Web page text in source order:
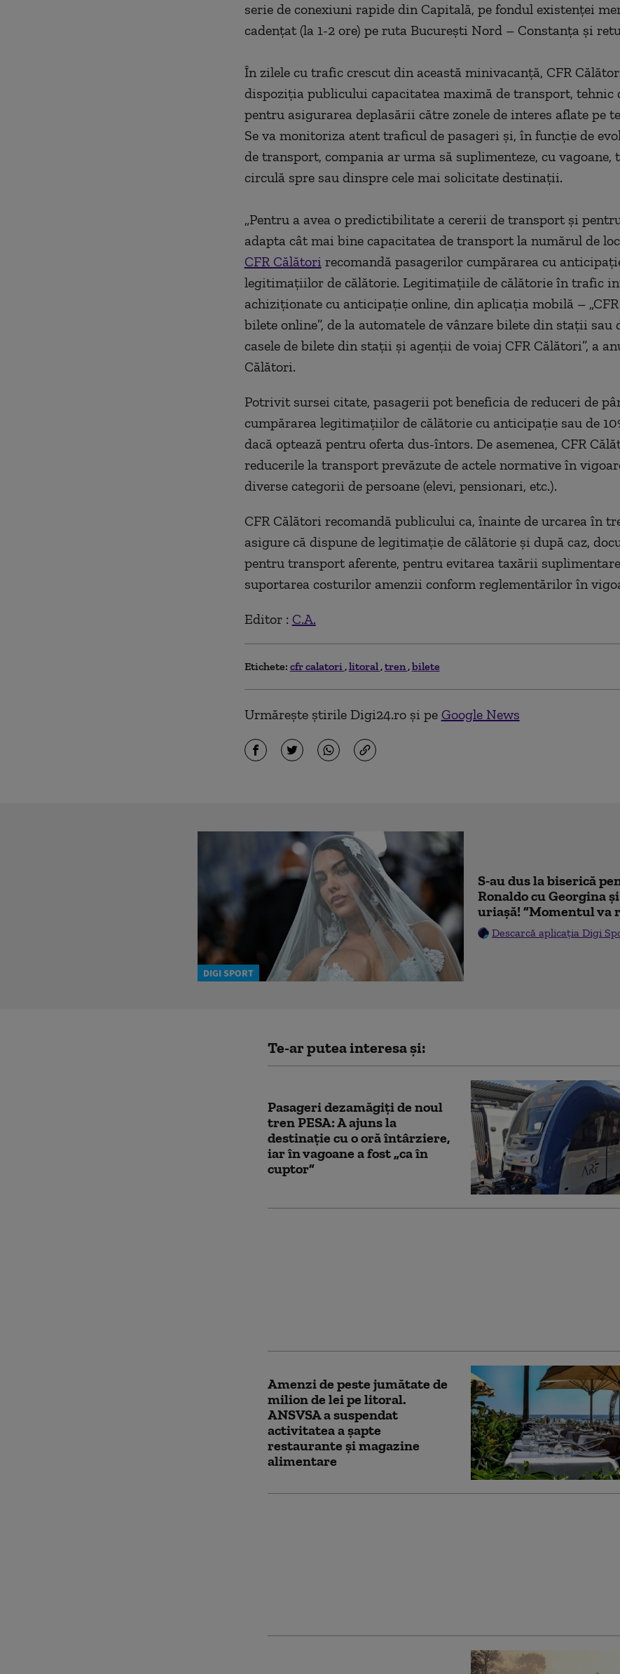
serie de conexiuni rapide din Capitală, pe fondul existenţei
cadenţat (la 1-2 ore) pe ruta Bucureşti Nord – Constanţa şi
În zilele cu trafic crescut din această minivacanţă, CFR
dispoziţia publicului capacitatea maximă de transport, tehnic
pentru asigurarea deplasării către zonele de interes aflate pe
Se va monitoriza atent traficul de pasageri şi, în funcţie de
de transport, compania ar urma să suplimenteze, cu vagoane,
circulă spre sau dinspre cele mai solicitate destinaţii.
„Pentru a avea o predictibilitate a cererii de transport şi
adapta cât mai bine capacitatea de transport la numărul de
CFR Călătorirecomandă pasagerilor cumpărarea cu
legitimaţiilor de călătorie. Legitimaţiile de călătorie în trafic
achiziţionate cu anticipaţie online, din aplicaţia mobilă –
bilete online”, de la automatele de vânzare bilete din staţii sau
casele de bilete din staţii şi agenţii de voiaj CFR Călători”, a
Călători.
Potrivit sursei citate, pasagerii pot beneficia de reduceri de
cumpărarea legitimaţiilor de călătorie cu anticipaţie sau de
dacă optează pentru oferta dus-întors. De asemenea, CFR
reducerile la transport prevăzute de actele normative în
diverse categorii de persoane (elevi, pensionari, etc.).
CFR Călători recomandă publicului ca, înainte de urcarea în
asigure că dispune de legitimaţie de călătorie şi după caz,
pentru transport aferente, pentru evitarea taxării
suportarea costurilor amenzii conform reglementărilor în
Editor : C.A.
Etichete: cfr calatori litoral tren bilete
Urmărește știrile Digi24.ro și pe Google News
DIGI SPORT
S-au dus la biserică
Ronaldo cu Georgina
uriașă! ”Momentul va
Descarcă aplicația Digi
Te-ar putea interesa și:
Pasageri dezamăgiți de noul
tren PESA: A ajuns la
destinație cu o oră întârziere,
iar în vagoane a fost „ca în
cuptor”
Amenzi de peste jumătate de
milion de lei pe litoral.
ANSVSA a suspendat
activitatea a șapte
restaurante și magazine
alimentare